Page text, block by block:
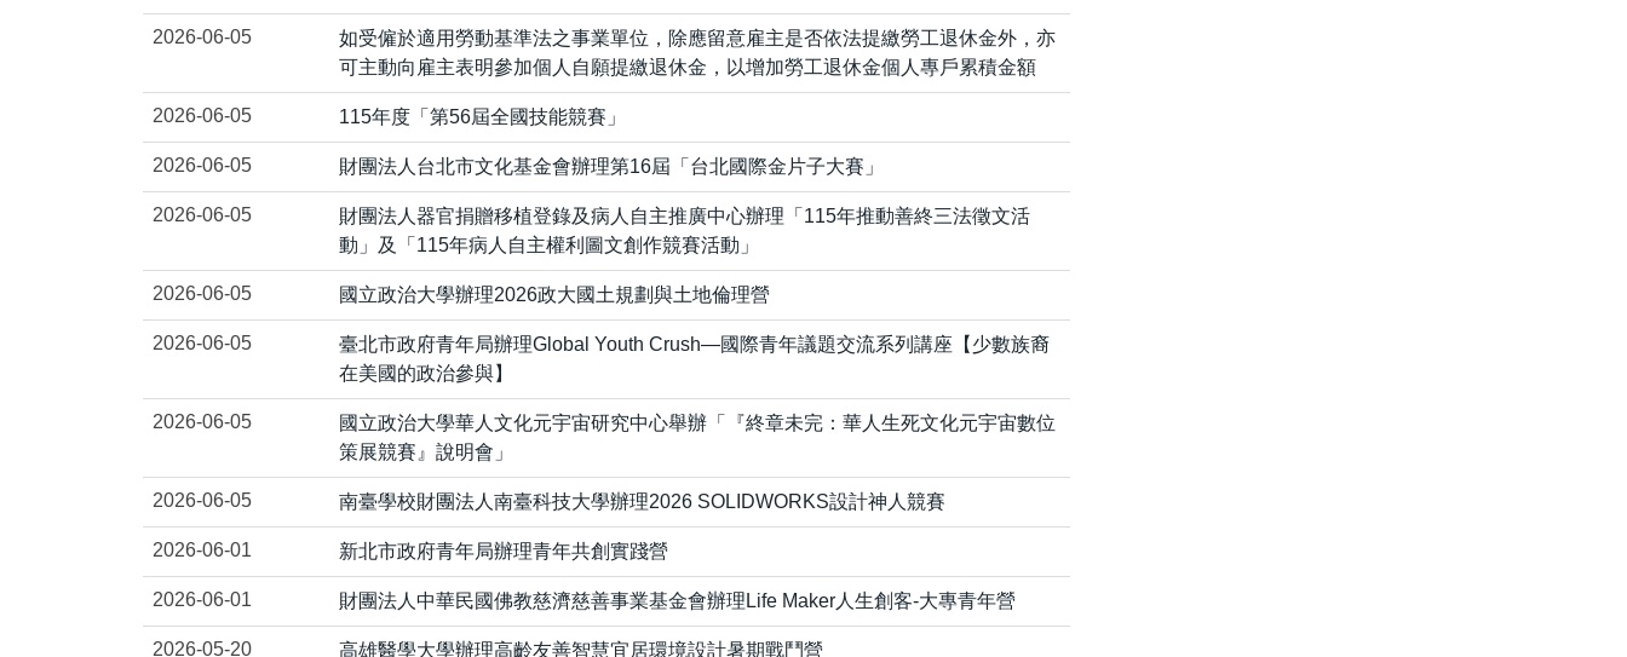
2026-06-05
如受僱於適用勞動基準法之事業單位，除應留意雇主是否依法提繳勞工退休金外，亦
可主動向雇主表明參加個人自願提繳退休金，以增加勞工退休金個人專戶累積金額
2026-06-05 115年度「第56屆全國技能競賽」
2026-06-05 財團法人台北市文化基金會辦理第16屆「台北國際金片子大賽」
2026-06-05
財團法人器官捐贈移植登錄及病人自主推廣中心辦理「115年推動善終三法徵文活
動」及「115年病人自主權利圖文創作競賽活動」
2026-06-05 國立政治大學辦理2026政大國土規劃與土地倫理營
2026-06-05
臺北市政府青年局辦理Global Youth Crush—國際青年議題交流系列講座【少數族裔
在美國的政治參與】
2026-06-05
國立政治大學華人文化元宇宙研究中心舉辦「『終章未完：華人生死文化元宇宙數位
策展競賽』說明會」
2026-06-05 南臺學校財團法人南臺科技大學辦理2026 SOLIDWORKS設計神人競賽
2026-06-01 新北市政府青年局辦理青年共創實踐營
2026-06-01 財團法人中華民國佛教慈濟慈善事業基金會辦理Life Maker人生創客-大專青年營
2026-05-20 高雄醫學大學辦理高齡友善智慧宜居環境設計暑期戰鬥營